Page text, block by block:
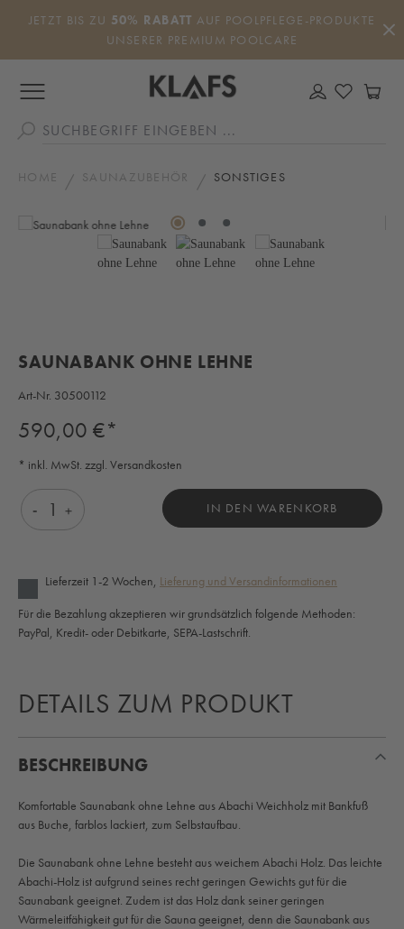
Zum Hauptinhalt springen
JETZT BIS ZU 50% RABATT AUF POOLPFLEGE-PRODUKTE
UNSERER PREMIUM POOLCARE
DU
HOME SAUNAZUBEHÖR SONSTIGES
Bildergalerie überspringen
SAUNABANK OHNE LEHNE
Art-Nr. 30500112
Regulärer Preis:
590,00 €*
* inkl. MwSt. zzgl. Versandkosten
Produkt Anzahl: Gib den gewünschten Wert ein
IN DEN WARENKORB
Lieferzeit 1-2 Wochen, Lieferung und Versandinformationen
Für die Bezahlung akzeptieren wir grundsätzlich folgende Methoden:
PayPal, Kredit- oder Debitkarte, SEPA-Lastschrift.
DETAILS ZUM PRODUKT
BESCHREIBUNG
Komfortable Saunabank ohne Lehne aus Abachi Weichholz mit Bankfuß
aus Buche, farblos lackiert, zum Selbstaufbau.
Die Saunabank ohne Lehne besteht aus weichem Abachi Holz. Das leichte
Abachi-Holz ist aufgrund seines recht geringen Gewichts gut für die
Saunabank geeignet. Zudem ist das Holz dank seiner geringen
Wärmeleitfähigkeit gut für die Sauna geeignet, denn die Saunabank aus